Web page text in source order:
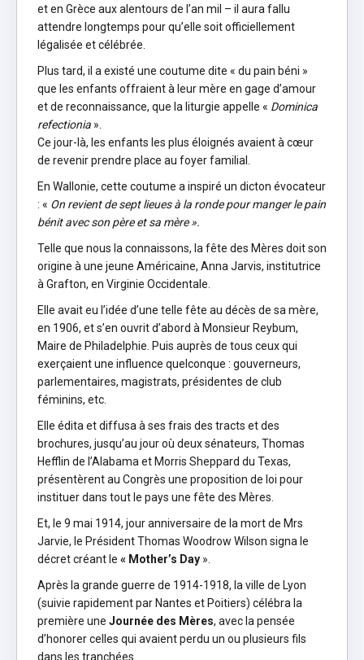
et en Grèce aux alentours de l’an mil – il aura fallu
attendre longtemps pour qu’elle soit officiellement
légalisée et célébrée.
Plus tard, il a existé une coutume dite « du pain béni »
que les enfants offraient à leur mère en gage d’amour
et de reconnaissance, que la liturgie appelle « Dominica
refectionia ».
Ce jour-là, les enfants les plus éloignés avaient à cœur
de revenir prendre place au foyer familial.
En Wallonie, cette coutume a inspiré un dicton évocateur
: « On revient de sept lieues à la ronde pour manger le pain
bénit avec son père et sa mère ».
Telle que nous la connaissons, la fête des Mères doit son
origine à une jeune Américaine, Anna Jarvis, institutrice
à Grafton, en Virginie Occidentale.
Elle avait eu l’idée d’une telle fête au décès de sa mère,
en 1906, et s’en ouvrit d’abord à Monsieur Reybum,
Maire de Philadelphie. Puis auprès de tous ceux qui
exerçaient une influence quelconque : gouverneurs,
parlementaires, magistrats, présidentes de club
féminins, etc.
Elle édita et diffusa à ses frais des tracts et des
brochures, jusqu’au jour où deux sénateurs, Thomas
Hefflin de l’Alabama et Morris Sheppard du Texas,
présentèrent au Congrès une proposition de loi pour
instituer dans tout le pays une fête des Mères.
Et, le 9 mai 1914, jour anniversaire de la mort de Mrs
Jarvie, le Président Thomas Woodrow Wilson signa le
décret créant le « Mother’s Day ».
Après la grande guerre de 1914-1918, la ville de Lyon
(suivie rapidement par Nantes et Poitiers) célébra la
première une Journée des Mères, avec la pensée
d’honorer celles qui avaient perdu un ou plusieurs fils
dans les tranchées.